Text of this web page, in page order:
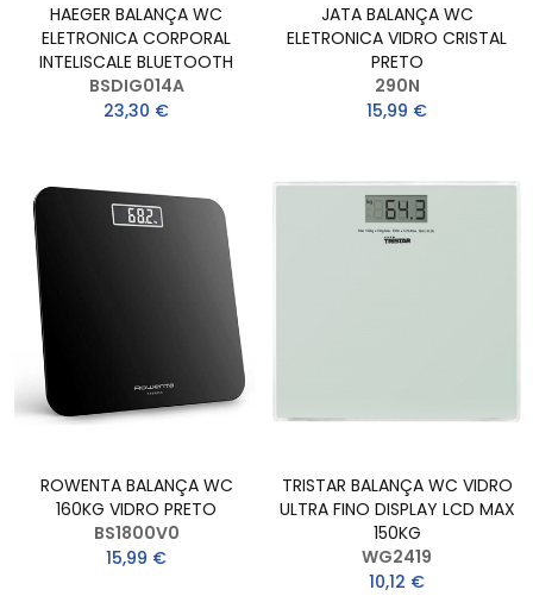
HAEGER BALANÇA WC
ELETRONICA CORPORAL
INTELISCALE BLUETOOTH
BSDIG014A
23,30 €
JATA BALANÇA WC
ELETRONICA VIDRO CRISTAL
PRETO
290N
15,99 €
ROWENTA BALANÇA WC
160KG VIDRO PRETO
BS1800V0
15,99 €
TRISTAR BALANÇA WC VIDRO
ULTRA FINO DISPLAY LCD MAX
150KG
WG2419
10,12 €